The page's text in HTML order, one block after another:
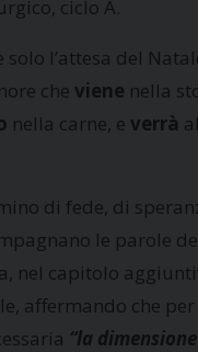
ciclo A.
solo l’attesa del
cheviene nella
nella carne, everrà
di fede, di
le parole
nel capitolo
affermando che per
“la